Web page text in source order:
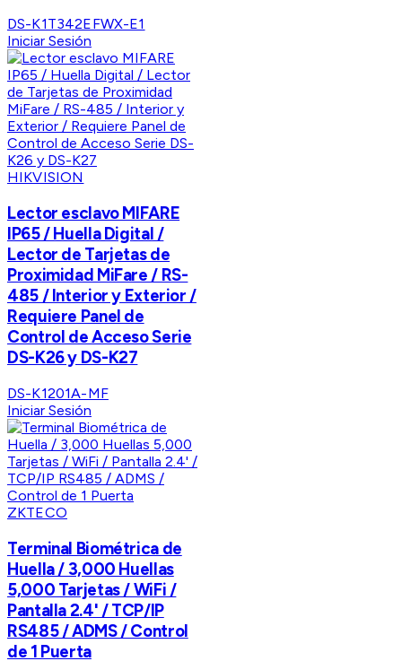
DS-K1T342EFWX-E1
Iniciar Sesión
HIKVISION
Lector esclavo MIFARE
IP65 / Huella Digital /
Lector de Tarjetas de
Proximidad MiFare / RS-
485 / Interior y Exterior /
Requiere Panel de
Control de Acceso Serie
DS-K26 y DS-K27
DS-K1201A-MF
Iniciar Sesión
ZKTECO
Terminal Biométrica de
Huella / 3,000 Huellas
5,000 Tarjetas / WiFi /
Pantalla 2.4' / TCP/IP
RS485 / ADMS / Control
de 1 Puerta